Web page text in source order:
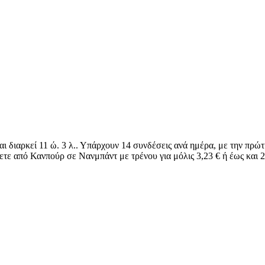
διαρκεί 11 ώ. 3 λ.. Υπάρχουν 14 συνδέσεις ανά ημέρα, με την
από Κανπούρ σε Νανμπάντ με τρένου για μόλις 3,23 € ή έως